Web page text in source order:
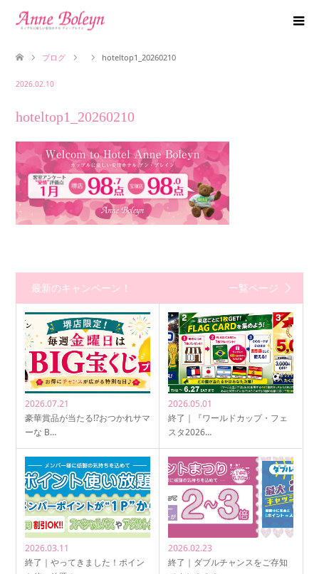
ブログ hoteltop1_20260210
2026.02.10
hoteltop1_20260210
最新のキャンペーン！ 一覧ページ
2026.07.21
豪華賞品が当たる!?おつかれサマ
ーな B…
2026.05.01
終了｜『ワールドカップ・フェ
スタ2026…
2026.03.11
終了｜やってきました！ポイン
2026.02.23
終了｜ダブルチャンスをご存知